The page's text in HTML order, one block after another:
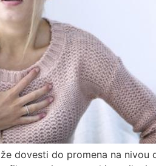
dovesti do promena na